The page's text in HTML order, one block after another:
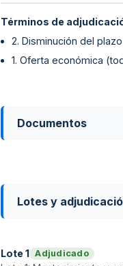
Términos de
2. Disminución del
1. Oferta económica
Documentos
Lotes y
Lote1 Adjudicado